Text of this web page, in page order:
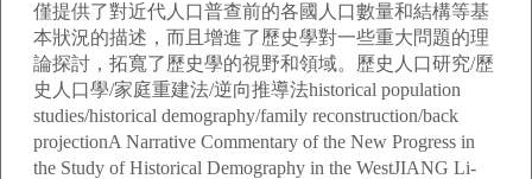
僅提供了對近代人口普查前的各國人口數量和結構等基
本狀況的描述，而且增進了歷史學對一些重大問題的理
論探討，拓寬了歷史學的視野和領域。歷史人口研究/歷
史人口學/家庭重建法/逆向推導法historical population
studies/historical demography/family reconstruction/back
projectionA Narrative Commentary of the New Progress in
the Study of Historical Demography in the WestJIANG Li-